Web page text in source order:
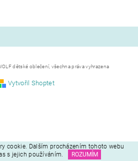
dětské oblečení, všechna práva vyhrazena
Vytvořil Shoptet
cookie. Dalším procházením tohoto webu
s jejich používáním.
ROZUMÍM